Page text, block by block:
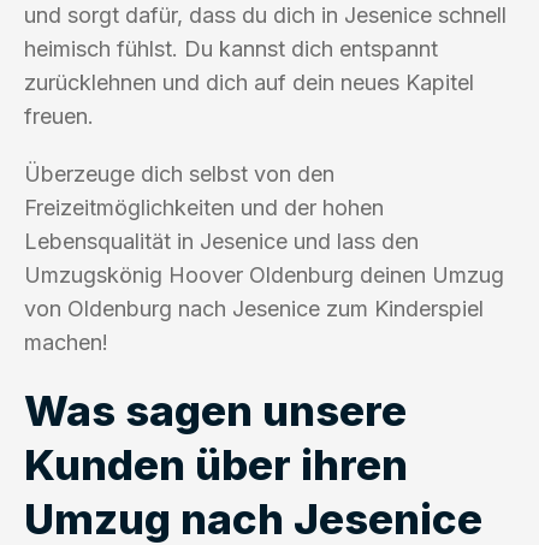
und sorgt dafür, dass du dich in Jesenice schnell
heimisch fühlst. Du kannst dich entspannt
zurücklehnen und dich auf dein neues Kapitel
freuen.
Überzeuge dich selbst von den
Freizeitmöglichkeiten und der hohen
Lebensqualität in Jesenice und lass den
Umzugskönig Hoover Oldenburg deinen Umzug
von Oldenburg nach Jesenice zum Kinderspiel
machen!
Was sagen unsere
Kunden über ihren
Umzug nach Jesenice